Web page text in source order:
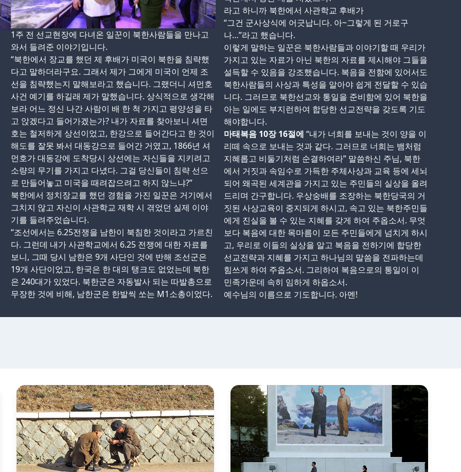
1주 전 선교현장에 다녀온 일꾼이 북한사람들을 만나고
와서 들려준 이야기입니다.
“북한에서 장교를 했던 제 후배가 미국이 북한을 침략했
다고 말하더라구요. 그래서 제가 그에게 미국이 언제 조
선을 침략했는지 말해보라고 했습니다. 그랬더니 셔먼호
사건 예기를 하길래 제가 말했습니다. 상식적으로 생각해
보라 어느 정신 나간 사람이 배 한 척 가지고 평양성을 타
고 앉겠다고 들어가겠는가? 내가 자료를 찾아보니 셔면
호는 철저하게 상선이었고, 한강으로 들어간다고 한 것이
해도를 잘못 봐서 대동강으로 들어간 거였고, 1866년 셔
먼호가 대동강에 도착당시 상선에는 자신들을 지키려고
소량의 무기를 가지고 다녔다. 그걸 당신들이 침략 선으
로 만들어놓고 미국을 때려잡으려고 하지 않느냐?”
북한에서 정치장교를 했던 경험을 가진 일꾼은 거기에서
그치지 않고 자신이 사관학교 재학 시 겪었던 실제 이야
기를 들려주었습니다.
“조선에서는 6.25전쟁을 남한이 북침한 것이라고 가르친
다. 그런데 내가 사관학교에서 6.25 전쟁에 대한 자료를
보니, 그때 당시 남한은 9개 사단인 것에 반해 조선군은
19개 사단이었고, 한국은 한 대의 탱크도 없었는데 북한
은 240대가 있었다. 북한군은 자동발사 되는 따발총으로
무장한 것에 비해, 남한군은 한발씩 쏘는 M1소총이었다.
라고 하니까 북한에서 사관학교 후배가
“그건 군사상식에 어긋납니다. 아~그렇게 된 거로구
나…”라고 했습니다.
이렇게 말하는 일꾼은 북한사람들과 이야기할 때 우리가
가지고 있는 자료가 아닌 북한의 자료를 제시해야 그들을
설득할 수 있음을 강조했습니다. 복음을 전함에 있어서도
북한사람들의 사상과 특성을 알아야 쉽게 전달할 수 있습
니다. 그러므로 북한선교와 통일을 준비함에 있어 북한을
아는 일에도 부지런하여 합당한 선교전략을 갖도록 기도
해야합니다.
마태복음 10장 16절에 “내가 너희를 보내는 것이 양을 이
리떼 속으로 보내는 것과 같다. 그러므로 너희는 뱀처럼
지혜롭고 비둘기처럼 순결하여라” 말씀하신 주님, 북한
에서 거짓과 속임수로 가득한 주체사상과 교육 등에 세뇌
되어 왜곡된 세계관을 가지고 있는 주민들의 실상을 올려
드리며 간구합니다. 우상숭배를 조장하는 북한당국의 거
짓된 사상교육이 중지되게 하시고, 속고 있는 북한주민들
에게 진실을 볼 수 있는 지혜를 갖게 하여 주옵소서. 무엇
보다 복음에 대한 목마름이 모든 주민들에게 넘치게 하시
고, 우리로 이들의 실상을 알고 복음을 전하기에 합당한
선교전략과 지혜를 가지고 하나님의 말씀을 전파하는데
힘쓰게 하여 주옵소서. 그리하여 복음으로의 통일이 이
민족가운데 속히 임하게 하옵소서.
예수님의 이름으로 기도합니다. 아멘!